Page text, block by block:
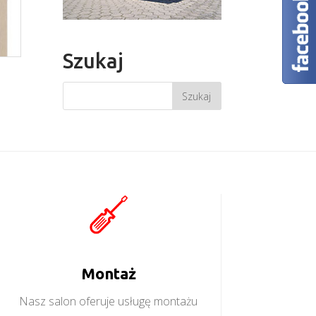
Szukaj
Montaż
Nasz salon oferuje usługę montażu